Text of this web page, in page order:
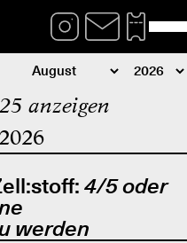
anzeigen
4/5 oder
werden